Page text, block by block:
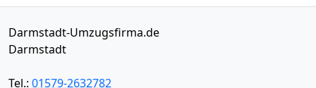
Darmstadt-Umzugsfirma.de
Darmstadt
Tel.: 01579-2632782